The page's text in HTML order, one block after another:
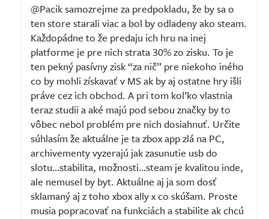
@Pacik samozrejme za predpokladu, že by sa o
ten store starali viac a bol by odladeny ako steam.
Každopádne to že predaju ich hru na inej
platforme je pre nich strata 30% zo zisku. To je
ten pekný pasívny zisk “za nič” pre niekoho iného
co by mohli získavať v MS ak by aj ostatne hry išli
práve cez ich obchod. A pri tom koľko vlastnia
teraz studii a aké majú pod sebou značky by to
vôbec nebol problém pre nich dosiahnuť. Určite
súhlasím že aktuálne je ta zbox app zlá na PC,
archivementy vyzerajú jak zasunutie usb do
slotu…stabilita, možnosti…steam je kvalitou inde,
ale nemusel by byt. Aktuálne aj ja som dosť
sklamaný aj z toho xbox ally x co skúšam. Proste
musia popracovať na funkciách a stabilite ak chcú